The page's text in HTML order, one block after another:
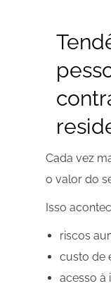
Cada vez
o valor do
Isso
riscos
custo de
acesso à